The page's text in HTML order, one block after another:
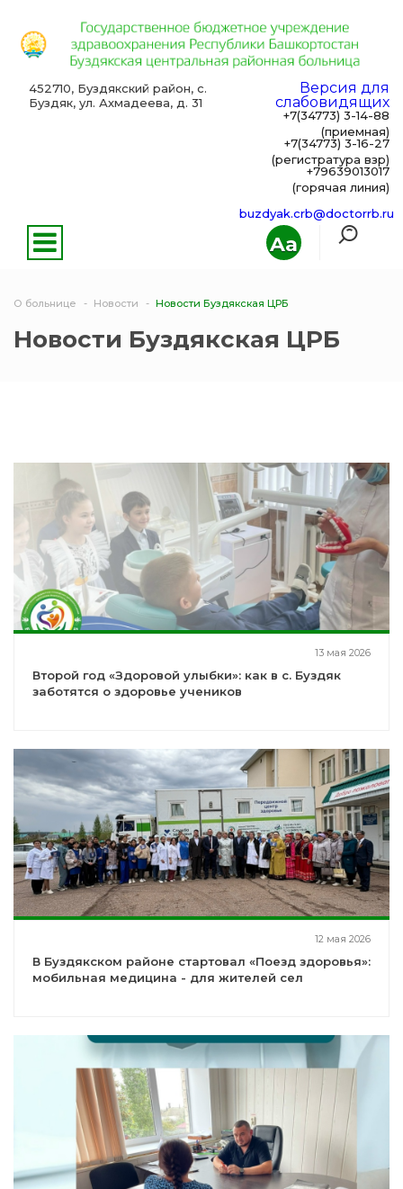
Aa
452710, Буздякский район, с.
Буздяк, ул. Ахмадеева, д. 31
Версия для
слабовидящих
+7(34773) 3-14-88
(приемная)
+7(34773) 3-16-27
(регистратура взр)
+79639013017
(горячая линия)
buzdyak.crb@doctorrb.ru
О больнице Новости Новости Буздякская ЦРБ
Новости Буздякская ЦРБ
13 мая 2026
Второй год «Здоровой улыбки»: как в с. Буздяк
заботятся о здоровье учеников
12 мая 2026
В Буздякском районе стартовал «Поезд здоровья»:
мобильная медицина - для жителей сел